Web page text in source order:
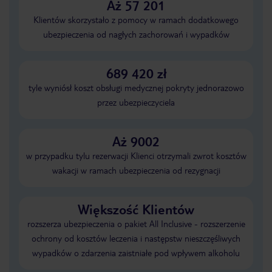
Aż 57 201
Klientów skorzystało z pomocy w ramach dodatkowego
ubezpieczenia od nagłych zachorowań i wypadków
689 420 zł
tyle wyniósł koszt obsługi medycznej pokryty jednorazowo
przez ubezpieczyciela
Aż 9002
w przypadku tylu rezerwacji Klienci otrzymali zwrot kosztów
wakacji w ramach ubezpieczenia od rezygnacji
Większość Klientów
rozszerza ubezpieczenia o pakiet All Inclusive - rozszerzenie
ochrony od kosztów leczenia i następstw nieszczęśliwych
wypadków o zdarzenia zaistniałe pod wpływem alkoholu